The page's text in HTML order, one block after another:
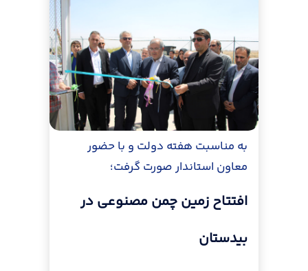
به مناسبت هفته دولت و با حضور
معاون استاندار صورت گرفت؛
افتتاح زمین چمن مصنوعی در
بیدستان